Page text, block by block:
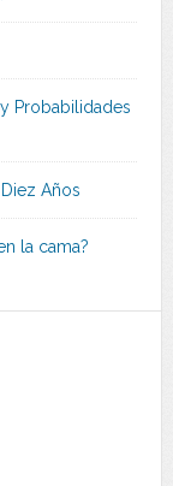
Probabilidades
Años
la cama?